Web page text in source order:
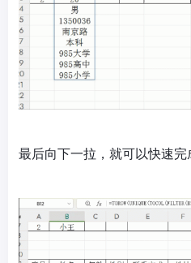
最后向下一拉，就可以快速完